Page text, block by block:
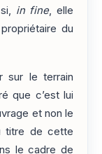
in fine, elle
du
sur le terrain
que c’est lui
et non le
titre de cette
le cadre de